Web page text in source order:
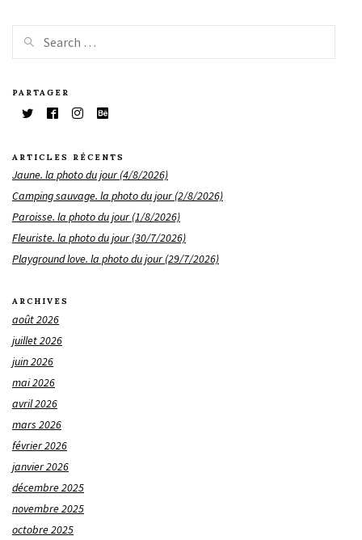
PARTAGER
ARTICLES RÉCENTS
Jaune. la photo du jour (4/8/2026)
Camping sauvage. la photo du jour (2/8/2026)
Paroisse. la photo du jour (1/8/2026)
Fleuriste. la photo du jour (30/7/2026)
Playground love. la photo du jour (29/7/2026)
ARCHIVES
août 2026
juillet 2026
juin 2026
mai 2026
avril 2026
mars 2026
février 2026
janvier 2026
décembre 2025
novembre 2025
octobre 2025